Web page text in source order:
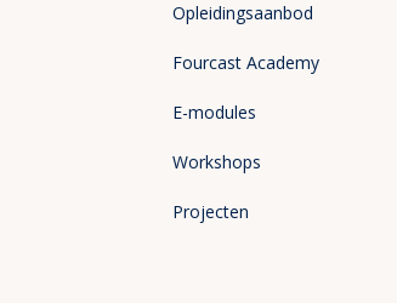
Opleidingsaanbod
Fourcast Academy
E-modules
Workshops
Projecten